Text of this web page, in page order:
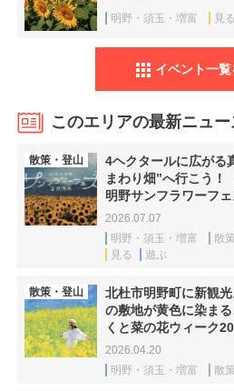
明野・須玉・増富 見る
イベント一覧
このエリアの最新ニュー
散策・登山
4ヘクタールに広がる
まわり畑”へ行こう
明野サンフラワーフェ
2026.07.07
明野・須玉・増富
散
見る
遊ぶ
散策・登山
北杜市明野町に新観
の敷地が黄色に染ま
くと菜の花ウィーク
2026.04.20
明野・須玉・増富
散